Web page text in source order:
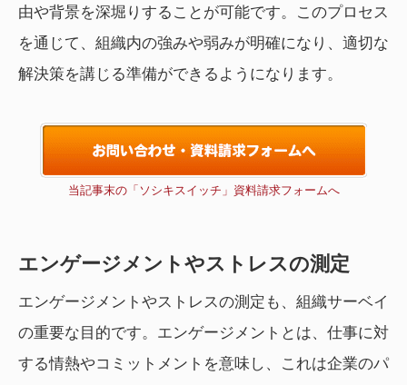
由や背景を深堀りすることが可能です。このプロセス
を通じて、組織内の強みや弱みが明確になり、適切な
解決策を講じる準備ができるようになります。
当記事末の「ソシキスイッチ」資料請求フォームへ
エンゲージメントやストレスの測定
エンゲージメントやストレスの測定も、組織サーベイ
の重要な目的です。エンゲージメントとは、仕事に対
する情熱やコミットメントを意味し、これは企業のパ